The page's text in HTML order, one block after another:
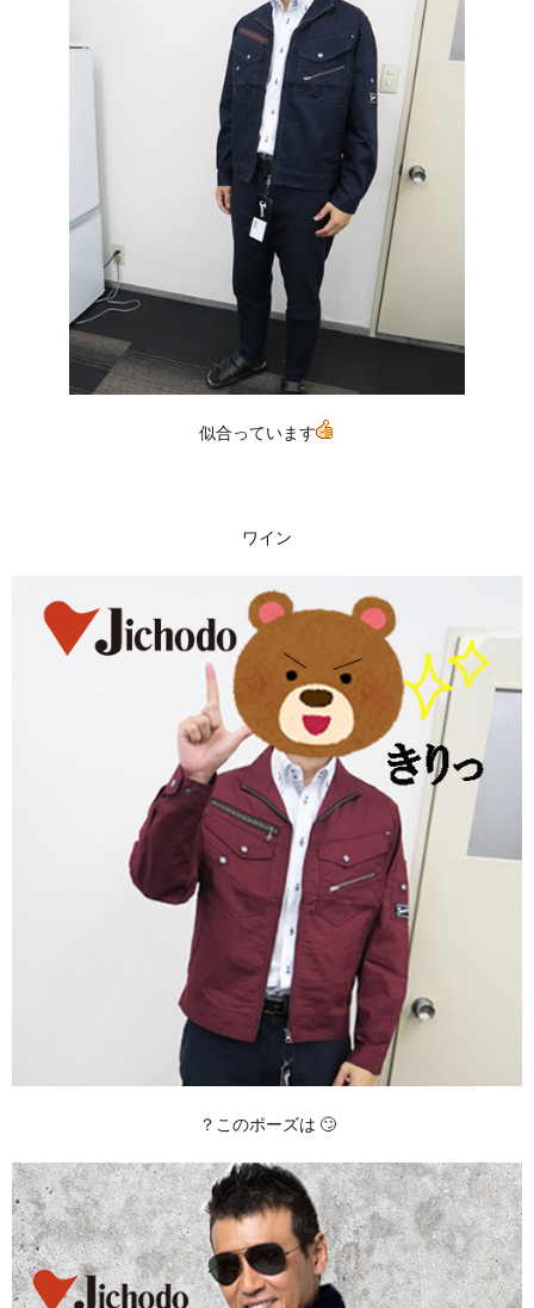
似合っています
ワイン
？このポーズは 🙄